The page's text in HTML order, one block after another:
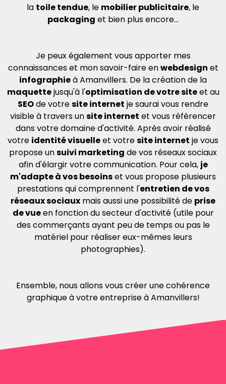
la toile tendue, le mobilier publicitaire, le
packaging et bien plus encore...
Je peux également vous apporter mes
connaissances et mon savoir-faire enwebdesign et
infographieà Amanvillers. De la création de la
maquettejusqu'à l'optimisation de votre siteet au
SEOde votresite internet je saurai vous rendre
visible à travers unsite internet et vous référencer
dans votre domaine d'activité. Après avoir réalisé
votre identité visuelleet votresite internet je vous
propose unsuivi marketing de vos réseaux sociaux
afin d'élargir votre communication. Pour cela, je
m'adapte à vos besoinset vous propose plusieurs
prestations qui comprennent l'entretien de vos
réseaux sociaux mais aussi une possibilité de prise
de vueen fonction du secteur d'activité (utile pour
des commerçants ayant peu de temps ou pas le
matériel pour réaliser eux-mêmes leurs
photographies).
Ensemble, nous allons vous créer une cohérence
graphique à votre entreprise à Amanvillers!